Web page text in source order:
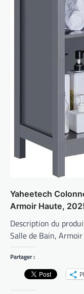
Yaheetech
Armoir Haute,
Description du
Salle de Bain,
Partager :